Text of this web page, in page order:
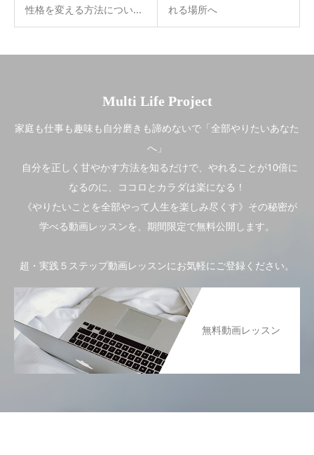
性格を変える方法につい...
れる場所へ
Multi Life Project
家庭も仕事も趣味も自分磨きも諦めないで「全部やりたいあなた
へ」
自分を正しく甘やかす方法を知るだけで、やれることが10倍に
なるのに、ココロとカラダは楽になる！
《やりたいことを全部やって人生を楽しみ尽くす》その秘密が
学べる動画レッスンを、期間限定で無料公開します。
超・実践５ステップ動画レッスンにお気軽にご登録ください。
無料動画レッスン